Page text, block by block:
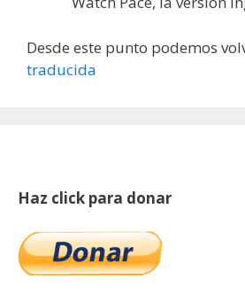
Desde este punto podemos
traducida
Haz click para donar